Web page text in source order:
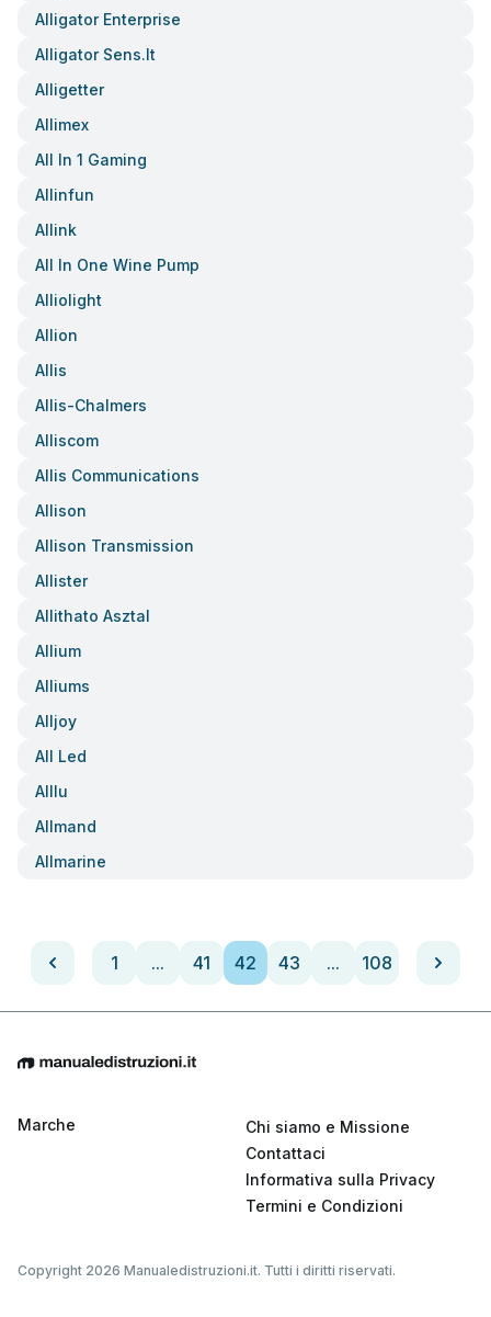
Alligator Enterprise
Alligator Sens.it
Alligetter
Allimex
All In 1 Gaming
Allinfun
Allink
All In One Wine Pump
Alliolight
Allion
Allis
Allis-Chalmers
Alliscom
Allis Communications
Allison
Allison Transmission
Allister
Allithato Asztal
Allium
Alliums
Alljoy
All Led
Alllu
Allmand
Allmarine
1 ... 41 42 43 ... 108
Marche
Chi siamo e Missione
Contattaci
Informativa sulla Privacy
Termini e Condizioni
Copyright 2026 Manualedistruzioni.it. Tutti i diritti riservati.